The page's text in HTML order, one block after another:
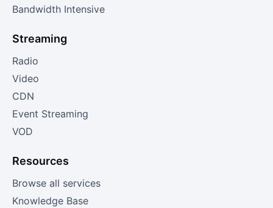
Bandwidth Intensive
Streaming
Radio
Video
CDN
Event Streaming
VOD
Resources
Browse all services
Knowledge Base